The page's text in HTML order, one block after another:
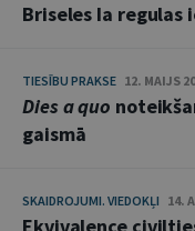
Briseles Ia regulas
TIESĪBU PRAKSE 12. MAIJS
Dies a quo
gaismā
SKAIDROJUMI. VIEDOKĻI 14.